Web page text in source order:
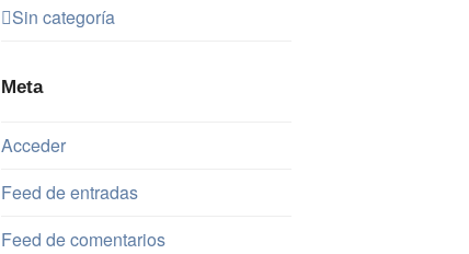
Sin categoría
Meta
Acceder
Feed de entradas
Feed de comentarios